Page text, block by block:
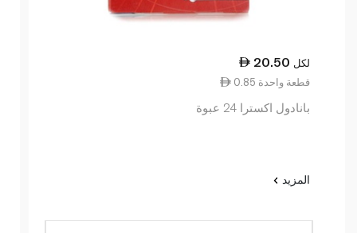
20.50 لكل
0.85 قطعة واحدة
بانادول اكسترا 24 عبوة
المزيد